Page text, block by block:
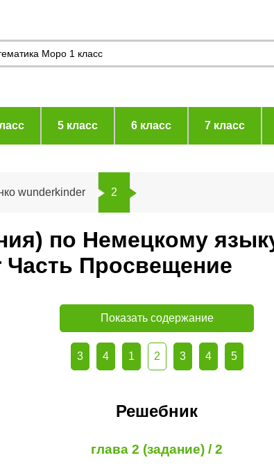
5 класс 6 класс 7 класс
wunderkinder 2
по Немецкому
Часть Просвещение
Показать содержание
3 4 1 2 3 4 5
Решебник
глава 2 (задание) / 2